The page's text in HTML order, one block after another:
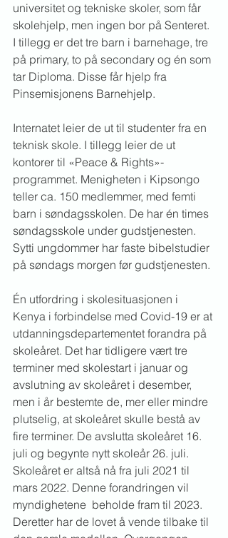
universitet og tekniske skoler, som får
skolehjelp, men ingen bor på Senteret.
I tillegg er det tre barn i barnehage, tre
på primary, to på secondary og én som
tar Diploma. Disse får hjelp fra
Pinsemisjonens Barnehjelp.
Internatet leier de ut til studenter fra en
teknisk skole. I tillegg leier de ut
kontorer til «Peace & Rights»-
programmet. Menigheten i Kipsongo
teller ca. 150 medlemmer, med femti
barn i søndagsskolen. De har én times
søndagsskole under gudstjenesten.
Sytti ungdommer har faste bibelstudier
på søndags morgen før gudstjenesten.
Én utfordring i skolesituasjonen i
Kenya i forbindelse med Covid-19 er at
utdanningsdepartementet forandra på
skoleåret. Det har tidligere vært tre
terminer med skolestart i januar og
avslutning av skoleåret i desember,
men i år bestemte de, mer eller mindre
plutselig, at skoleåret skulle bestå av
fire terminer. De avslutta skoleåret 16.
juli og begynte nytt skoleår 26. juli.
Skoleåret er altså nå fra juli 2021 til
mars 2022. Denne forandringen vil
myndighetene  beholde fram til 2023.
Deretter har de lovet å vende tilbake til